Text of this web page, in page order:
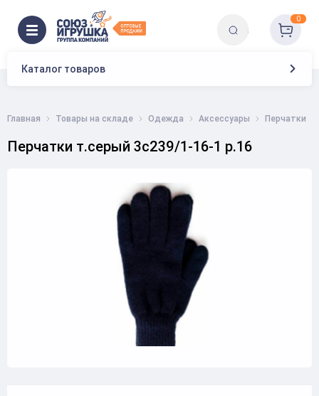
Каталог товаров
0
Главная Товары на складе Одежда Аксессуары Перчатки
Перчатки т.серый 3с239/1-16-1 р.16